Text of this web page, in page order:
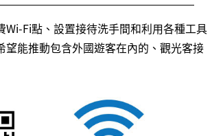
Wi-Fi點、設置接待洗手間和利用各種工具
望能推動包含外國遊客在內的、觀光客接